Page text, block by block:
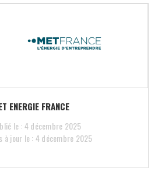
ENERGIE FRANCE
le : 4 décembre 2025
à jour le : 4 décembre 2025